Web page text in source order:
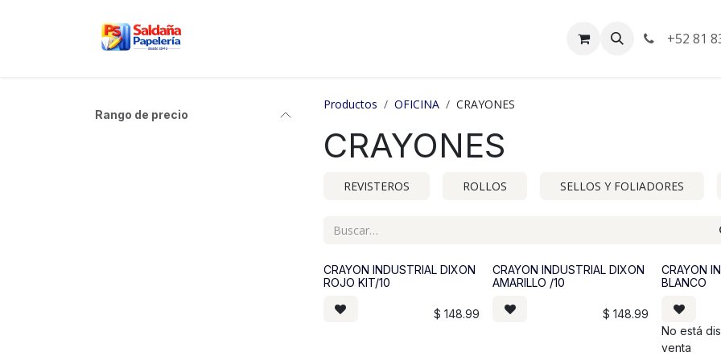
+52 81
Rango de precio
Productos OFICINA CRAYONES
CRAYONES
REVISTEROS ROLLOS SELLOS Y FOLIADORES
CRAYON INDUSTRIAL DIXON
ROJO KIT/10
$148.99
CRAYON INDUSTRIAL DIXON
AMARILLO /10
$148.99
CRAYON
BLANCO
No está
venta